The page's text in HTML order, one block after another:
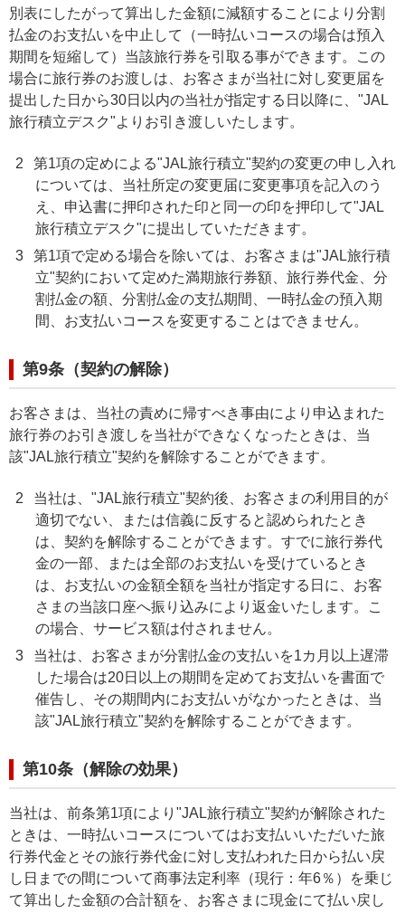
別表にしたがって算出した金額に減額することにより分割
払金のお支払いを中止して（一時払いコースの場合は預入
期間を短縮して）当該旅行券を引取る事ができます。この
場合に旅行券のお渡しは、お客さまが当社に対し変更届を
提出した日から30日以内の当社が指定する日以降に、"JAL
旅行積立デスク"よりお引き渡しいたします。
2
第1項の定めによる"JAL旅行積立"契約の変更の申し入れ
については、当社所定の変更届に変更事項を記入のう
え、申込書に押印された印と同一の印を押印して"JAL
旅行積立デスク"に提出していただきます。
3
第1項で定める場合を除いては、お客さまは"JAL旅行積
立"契約において定めた満期旅行券額、旅行券代金、分
割払金の額、分割払金の支払期間、一時払金の預入期
間、お支払いコースを変更することはできません。
第9条（契約の解除）
お客さまは、当社の責めに帰すべき事由により申込まれた
旅行券のお引き渡しを当社ができなくなったときは、当
該"JAL旅行積立"契約を解除することができます。
2
当社は、"JAL旅行積立"契約後、お客さまの利用目的が
適切でない、または信義に反すると認められたとき
は、契約を解除することができます。すでに旅行券代
金の一部、または全部のお支払いを受けているとき
は、お支払いの金額全額を当社が指定する日に、お客
さまの当該口座へ振り込みにより返金いたします。こ
の場合、サービス額は付されません。
3
当社は、お客さまが分割払金の支払いを1カ月以上遅滞
した場合は20日以上の期間を定めてお支払いを書面で
催告し、その期間内にお支払いがなかったときは、当
該"JAL旅行積立"契約を解除することができます。
第10条（解除の効果）
当社は、前条第1項により"JAL旅行積立"契約が解除された
ときは、一時払いコースについてはお支払いいただいた旅
行券代金とその旅行券代金に対し支払われた日から払い戻
し日までの間について商事法定利率（現行：年6％）を乗じ
て算出した金額の合計額を、お客さまに現金にて払い戻し